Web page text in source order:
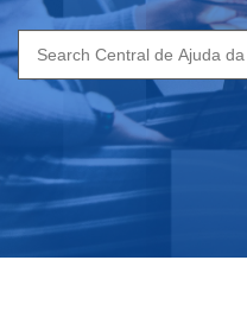
Search
for: